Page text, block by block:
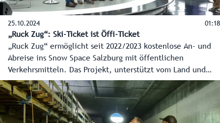
25.10.2024 01:18
„Ruck Zug“: Ski-Ticket ist Öffi-Ticket
„Ruck Zug“ ermöglicht seit 2022/2023 kostenlose An- und
Abreise ins Snow Space Salzburg mit öffentlichen
Verkehrsmitteln. Das Projekt, unterstützt vom Land und
Verkehrsverbund Salzburg, hilft Staus zu vermeiden und
bietet eine entspannte Anreise. In der vergangenen Saison
wurden so 50 Tonnen CO2 eingespart. Auch in anderen
Bereichen wird in den Skigebieten auf Ökologie und